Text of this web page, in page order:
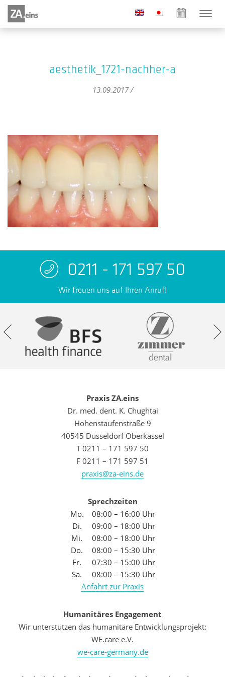
aesthetik_1721-nachher-a
13.09.2017 /
0211 - 171 597 50
Wir freuen uns auf Ihren Anruf!
Praxis ZA.eins
Dr. med. dent. K. Chughtai
Hohenstaufenstraße 9
40545 Düsseldorf Oberkassel
T 0211 – 171 597 50
F 0211 – 171 597 51
praxis@za-eins.de
Sprechzeiten
Mo.
08:00 – 16:00 Uhr
Di.
09:00 – 18:00 Uhr
Mi.
08:00 – 18:00 Uhr
Do.
08:00 – 15:30 Uhr
Fr.
07:30 – 15:00 Uhr
Sa.
08:00 – 15:30 Uhr
Anfahrt zur Praxis
Humanitäres Engagement
Wir unterstützen das humanitäre Entwicklungsprojekt:
WE.care e.V.
we-care-germany.de